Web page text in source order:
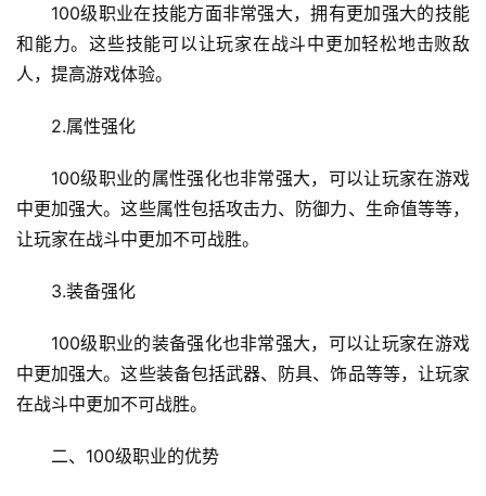
100级职业在技能方面非常强大，拥有更加强大的技能
和能力。这些技能可以让玩家在战斗中更加轻松地击败敌
人，提高游戏体验。
2.属性强化
100级职业的属性强化也非常强大，可以让玩家在游戏
中更加强大。这些属性包括攻击力、防御力、生命值等等，
让玩家在战斗中更加不可战胜。
3.装备强化
100级职业的装备强化也非常强大，可以让玩家在游戏
中更加强大。这些装备包括武器、防具、饰品等等，让玩家
在战斗中更加不可战胜。
二、100级职业的优势